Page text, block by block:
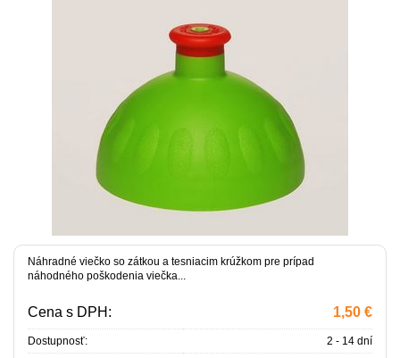
Náhradné viečko so zátkou a tesniacim krúžkom pre prípad
náhodného poškodenia viečka...
Cena s DPH: 1,50 €
Dostupnosť:
2 - 14 dní